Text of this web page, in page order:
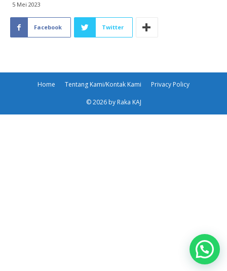
5 Mei 2023
Facebook Twitter
Home Tentang Kami/Kontak Kami Privacy Policy
© 2026 by Raka KAJ